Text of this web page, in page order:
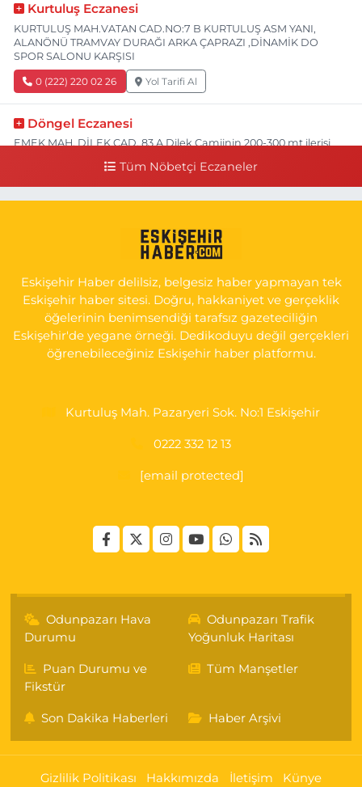
Kurtuluş Eczanesi
KURTULUŞ MAH.VATAN CAD.NO:7 B KURTULUŞ ASM YANI,
ALANÖNÜ TRAMVAY DURAĞI ARKA ÇAPRAZI ,DİNAMİK DO
SPOR SALONU KARŞISI
0 (222) 220 02 26 Yol Tarifi Al
Döngel Eczanesi
EMEK MAH. DİLEK CAD. 83 A Dilek Camiinin 200-300 mt ilerisi
İSTİKLAL MAH. ŞAİR FUZULİ CAD. NO:35 A HAVA HASTANESİ
KARŞI KÖŞESİ ŞAİR FUZULİ AİLE SAĞLIĞI MERKEZİ KARŞISI
0 (222) 230 11 31 Yol Tarifi Al
Tüm Nöbetçi Eczaneler
Eskişehir Haber delilsiz, belgesiz haber yapmayan tek
Eskişehir haber sitesi. Doğru, hakkaniyet ve gerçeklik
öğelerinin benimsendiği tarafsız gazeteciliğin
Eskişehir'de yegane örneği. Dedikoduyu değil gerçekleri
öğrenebileceğiniz Eskişehir haber platformu.
Kurtuluş Mah. Pazaryeri Sok. No:1 Eskişehir
0222 332 12 13
[email protected]
Odunpazarı Hava
Durumu
Odunpazarı Trafik
Yoğunluk Haritası
Puan Durumu ve
Fikstür
Tüm Manşetler
Son Dakika Haberleri Haber Arşivi
Gizlilik Politikası Hakkımızda İletişim Künye